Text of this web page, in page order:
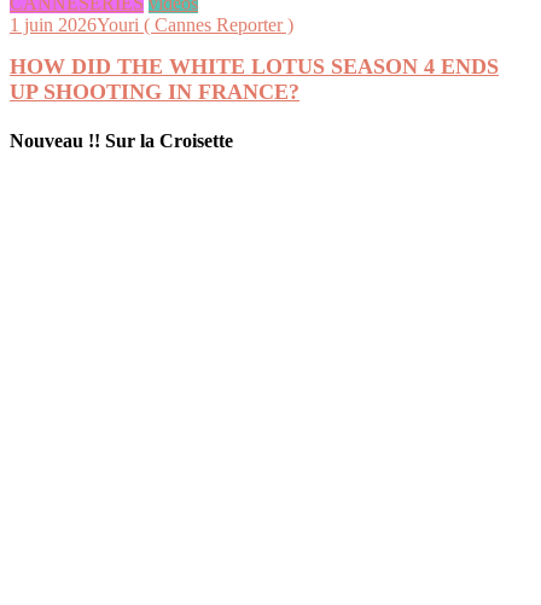
1 juin 2026Youri ( Cannes Reporter )
HOW DID THE WHITE LOTUS SEASON 4 ENDS
UP SHOOTING IN FRANCE?
Nouveau !! Sur la Croisette